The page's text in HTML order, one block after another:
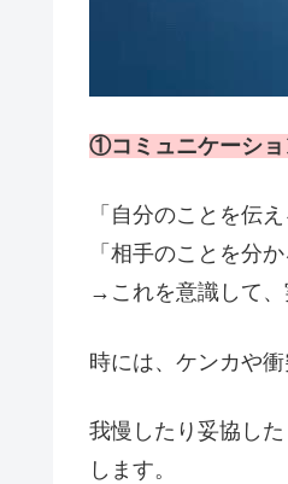
①コミュニケーショ
「自分のことを伝え
「相手のことを分
→これを意識して、
時には、ケンカや衝
我慢したり妥協し
します。